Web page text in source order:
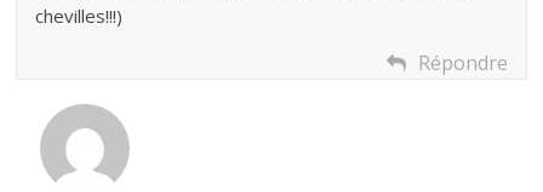
chevilles!!!)
Répondre